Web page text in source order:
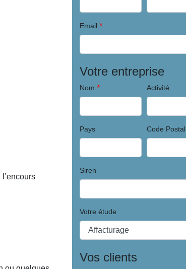
l’encours
Email *
Votre entreprise
Nom * Activité
Pays Code Postal
Siren
Votre étude
Vos clients